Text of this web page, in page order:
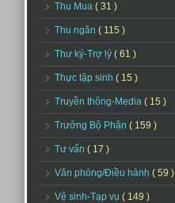
Thu Mua ( 31 )
Thu ngân ( 115 )
Thư ký-Trợ lý ( 61 )
Thực tập sinh ( 15 )
Truyền thông-Media ( 15 )
Trưởng Bộ Phận ( 159 )
Tư vấn ( 17 )
Văn phòng/Điều hành ( 59 )
Vệ sinh-Tạp vụ ( 149 )